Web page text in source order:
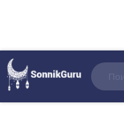
Поиск